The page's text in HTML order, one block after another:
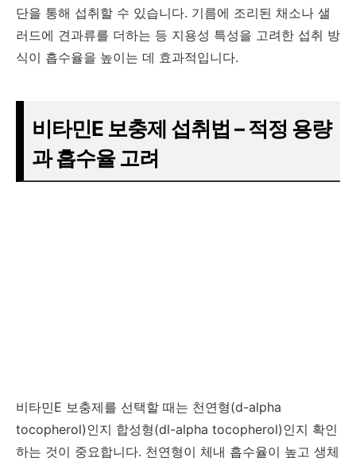
단을 통해 섭취할 수 있습니다. 기름에 조리된 채소나 샐
러드에 견과류를 더하는 등 지용성 특성을 고려한 섭취 방
식이 흡수율을 높이는 데 효과적입니다.
비타민E 보충제 섭취법 – 적정 용량
과 흡수율 고려
비타민E 보충제를 선택할 때는 천연형(d-alpha
tocopherol)인지 합성형(dl-alpha tocopherol)인지 확인
하는 것이 중요합니다. 천연형이 체내 흡수율이 높고 생체